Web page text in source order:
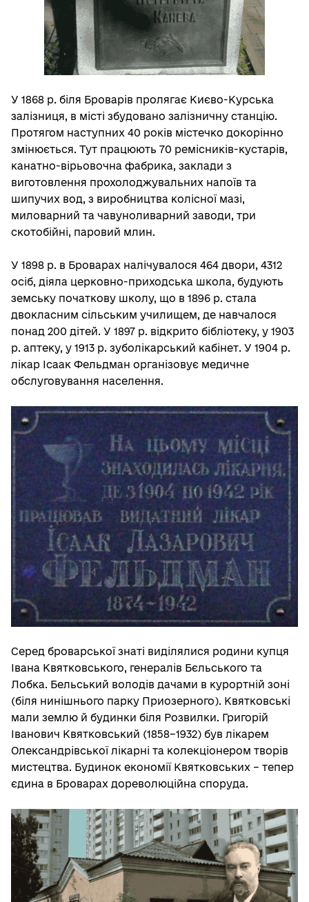
У 1868 р. біля Броварів пролягає Києво-Курська
залізниця, в місті збудовано залізничну станцію.
Протягом наступних 40 років містечко докорінно
змінюється. Тут працюють 70 ремісників-кустарів,
канатно-вірьовочна фабрика, заклади з
виготовлення прохолоджувальних напоїв та
шипучих вод, з виробництва колісної мазі,
миловарний та чавуноливарний заводи, три
скотобійні, паровий млин.
У 1898 р. в Броварах налічувалося 464 двори, 4312
осіб, діяла церковно-приходська школа, будують
земську початкову школу, що в 1896 р. стала
двокласним сільським училищем, де навчалося
понад 200 дітей. У 1897 р. відкрито бібліотеку, у 1903
р. аптеку, у 1913 р. зуболікарський кабінет. У 1904 р.
лікар Ісаак Фельдман організовує медичне
обслуговування населення.
Серед броварської знаті виділялися родини купця
Івана Квятковського, генералів Бєльського та
Лобка. Бельський володів дачами в курортній зоні
(біля нинішнього парку Приозерного). Квятковські
мали землю й будинки біля Розвилки. Григорій
Іванович Квятковський (1858–1932) був лікарем
Олександрівської лікарні та колекціонером творів
мистецтва. Будинок економії Квятковських – тепер
єдина в Броварах дореволюційна споруда.